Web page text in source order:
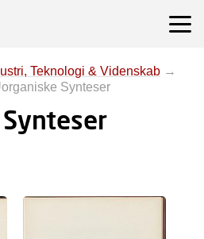
Teknologi & Videnskab →
Synteser